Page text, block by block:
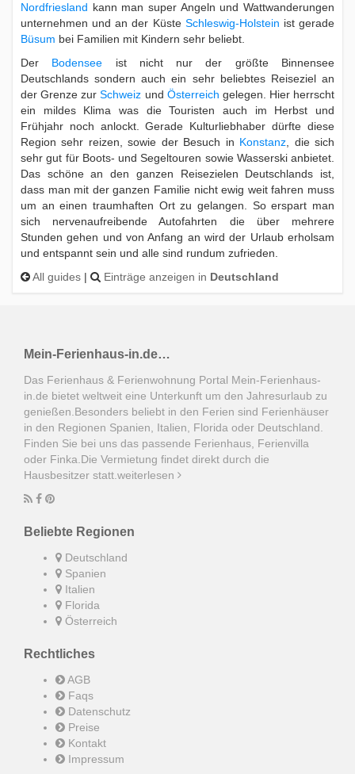
Nordfriesland kann man super Angeln und Wattwanderungen
unternehmen und an der Küste Schleswig-Holstein ist gerade
Büsum bei Familien mit Kindern sehr beliebt.
Der Bodensee ist nicht nur der größte Binnensee
Deutschlands sondern auch ein sehr beliebtes Reiseziel an
der Grenze zurSchweiz und Österreich gelegen. Hier herrscht
ein mildes Klima was die Touristen auch im Herbst und
Frühjahr noch anlockt. Gerade Kulturliebhaber dürfte diese
Region sehr reizen, sowie der Besuch in Konstanz , die sich
sehr gut für Boots- und Segeltouren sowie Wasserski anbietet.
Das schöne an den ganzen Reisezielen Deutschlands ist,
dass man mit der ganzen Familie nicht ewig weit fahren muss
um an einen traumhaften Ort zu gelangen. So erspart man
sich nervenaufreibende Autofahrten die über mehrere
Stunden gehen und von Anfang an wird der Urlaub erholsam
und entspannt sein und alle sind rundum zufrieden.
All guides | Einträge anzeigen in Deutschland
Mein-Ferienhaus-in.de…
Das Ferienhaus & Ferienwohnung Portal Mein-Ferienhaus-
in.de bietet weltweit eine Unterkunft um den Jahresurlaub zu
genießen.Besonders beliebt in den Ferien sind Ferienhäuser
in den Regionen Spanien, Italien, Florida oder Deutschland.
Finden Sie bei uns das passende Ferienhaus, Ferienvilla
oder Finka.Die Vermietung findet direkt durch die
Hausbesitzer statt. weiterlesen
Beliebte Regionen
Deutschland
Spanien
Italien
Florida
Österreich
Rechtliches
AGB
Faqs
Datenschutz
Preise
Kontakt
Impressum